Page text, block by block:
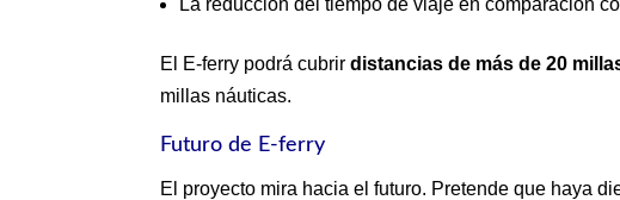
La reducción del tiempo de viaje en comparación
El E-ferry podrá cubrirdistancias de más de 20
millas náuticas.
Futuro de E-ferry
El proyecto mira hacia el futuro. Pretende que haya